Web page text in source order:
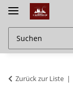
Zurück zur Liste